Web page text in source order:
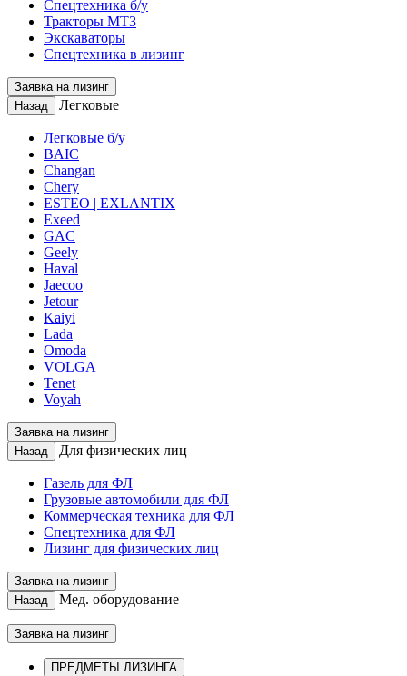
Спецтехника б/у
Тракторы МТЗ
Экскаваторы
Спецтехника в лизинг
Заявка на лизинг
Назад
Легковые
Легковые б/у
BAIC
Changan
Chery
ESTEO | EXLANTIX
Exeed
GAC
Geely
Haval
Jaecoo
Jetour
Kaiyi
Lada
Omoda
VOLGA
Tenet
Voyah
Заявка на лизинг
Назад
Для физических лиц
Газель для ФЛ
Грузовые автомобили для ФЛ
Коммерческая техника для ФЛ
Спецтехника для ФЛ
Лизинг для физических лиц
Заявка на лизинг
Назад
Мед. оборудование
Заявка на лизинг
ПРЕДМЕТЫ ЛИЗИНГА